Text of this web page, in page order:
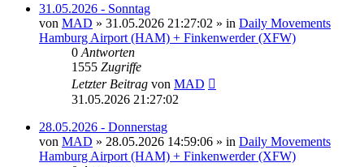
31.05.2026 - Sonntag
von MAD » 31.05.2026 21:27:02 » in Daily Movements
Hamburg Airport (HAM) + Finkenwerder (XFW)
0 Antworten
1555 Zugriffe
Letzter Beitrag von MAD
31.05.2026 21:27:02
28.05.2026 - Donnerstag
von MAD » 28.05.2026 14:59:06 » in Daily Movements
Hamburg Airport (HAM) + Finkenwerder (XFW)